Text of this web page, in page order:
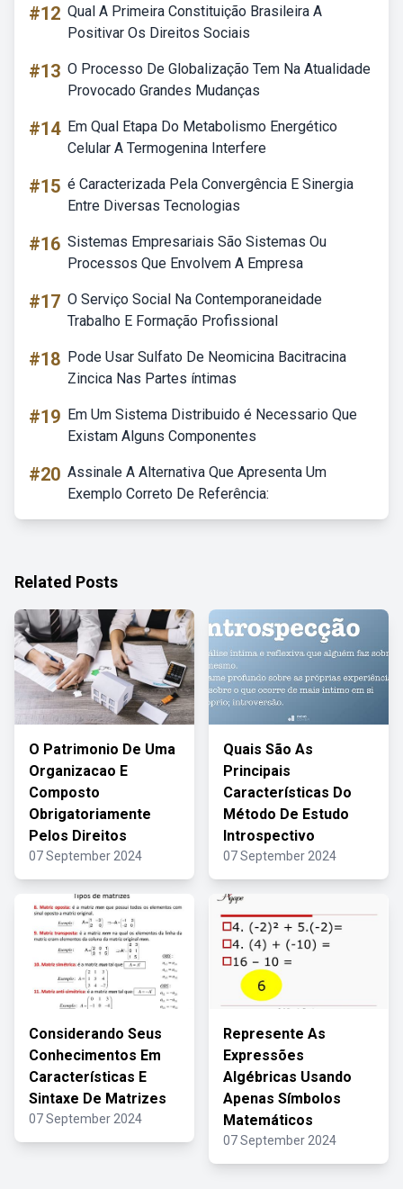
#12 Qual A Primeira Constituição Brasileira A
Positivar Os Direitos Sociais
#13 O Processo De Globalização Tem Na Atualidade
Provocado Grandes Mudanças
#14 Em Qual Etapa Do Metabolismo Energético
Celular A Termogenina Interfere
#15 é Caracterizada Pela Convergência E Sinergia
Entre Diversas Tecnologias
#16 Sistemas Empresariais São Sistemas Ou
Processos Que Envolvem A Empresa
#17 O Serviço Social Na Contemporaneidade
Trabalho E Formação Profissional
#18 Pode Usar Sulfato De Neomicina Bacitracina
Zincica Nas Partes íntimas
#19 Em Um Sistema Distribuido é Necessario Que
Existam Alguns Componentes
#20 Assinale A Alternativa Que Apresenta Um
Exemplo Correto De Referência:
Related Posts
O Patrimonio De Uma
Organizacao E
Composto
Obrigatoriamente
Pelos Direitos
07 September 2024
Quais São As
Principais
Características Do
Método De Estudo
Introspectivo
07 September 2024
Considerando Seus
Conhecimentos Em
Características E
Sintaxe De Matrizes
07 September 2024
Represente As
Expressões
Algébricas Usando
Apenas Símbolos
Matemáticos
07 September 2024